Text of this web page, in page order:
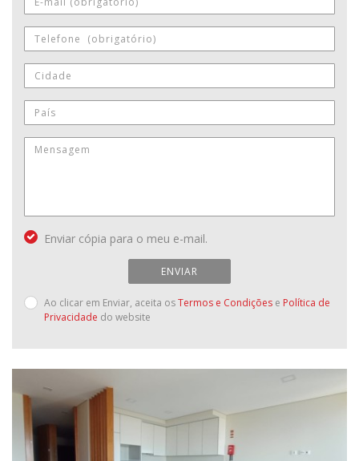
Enviar cópia para o meu e-mail.
ENVIAR
Ao clicar em Enviar, aceita osTermos e Condições e Política de
Privacidade do website